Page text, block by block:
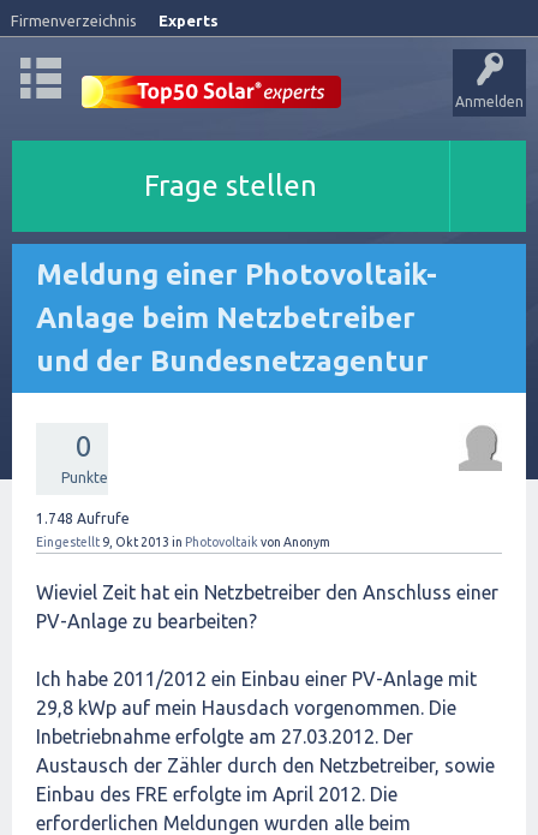
Firmenverzeichnis Experts
Anmelden
Frage stellen
Meldung einer Photovoltaik-
Anlage beim Netzbetreiber
und der Bundesnetzagentur
0
Punkte
1.748 Aufrufe
Eingestellt 9, Okt 2013 in Photovoltaik von Anonym
Wieviel Zeit hat ein Netzbetreiber den Anschluss einer
PV-Anlage zu bearbeiten?
Ich habe 2011/2012 ein Einbau einer PV-Anlage mit
29,8 kWp auf mein Hausdach vorgenommen. Die
Inbetriebnahme erfolgte am 27.03.2012. Der
Austausch der Zähler durch den Netzbetreiber, sowie
Einbau des FRE erfolgte im April 2012. Die
erforderlichen Meldungen wurden alle beim